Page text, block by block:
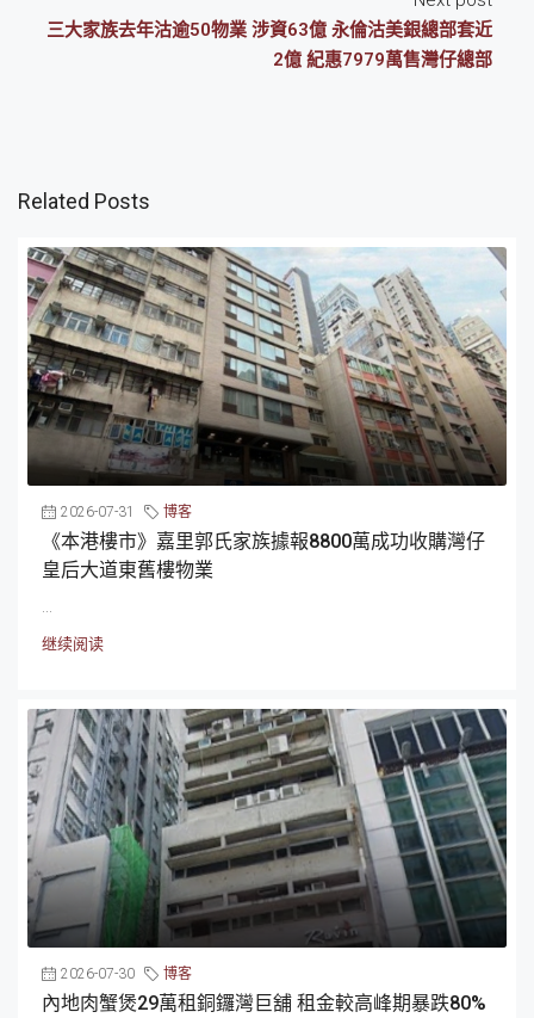
三大家族去年沽逾50物業 涉資63億 永倫沽美銀總部套近
2億 紀惠7979萬售灣仔總部
Related Posts
2026-07-31 博客
《本港樓市》嘉里郭氏家族據報8800萬成功收購灣仔
皇后大道東舊樓物業
继续阅读
2026-07-30 博客
內地肉蟹煲29萬租銅鑼灣巨舖 租金較高峰期暴跌80%